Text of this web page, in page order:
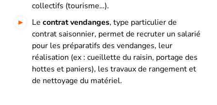
collectifs (tourisme…).
Le contrat vendanges, type particulier de
contrat saisonnier, permet de recruter un salarié
pour les préparatifs des vendanges, leur
réalisation (ex : cueillette du raisin, portage des
hottes et paniers), les travaux de rangement et
de nettoyage du matériel.